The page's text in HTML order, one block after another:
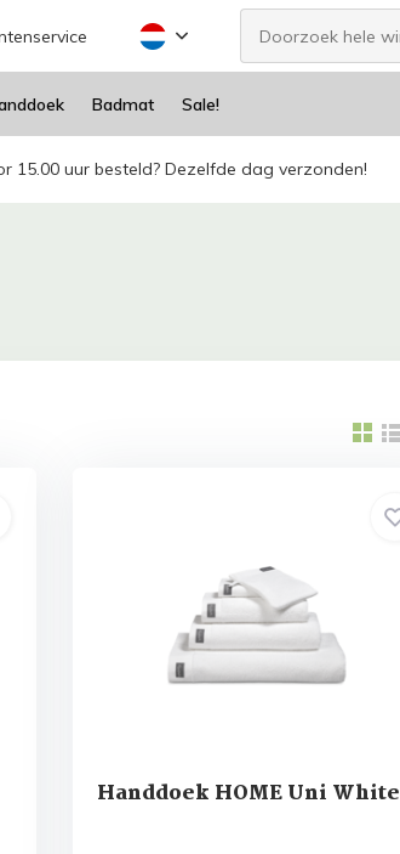
Badmat Sale!
15.00 uur besteld? Dezelfde dag verzonden!
Handdoek HOME Uni White